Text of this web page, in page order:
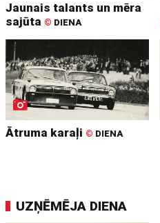
Jaunais talants un mēra
sajūta © DIENA
Ātruma karaļi © DIENA
UZŅĒMĒJA DIENA